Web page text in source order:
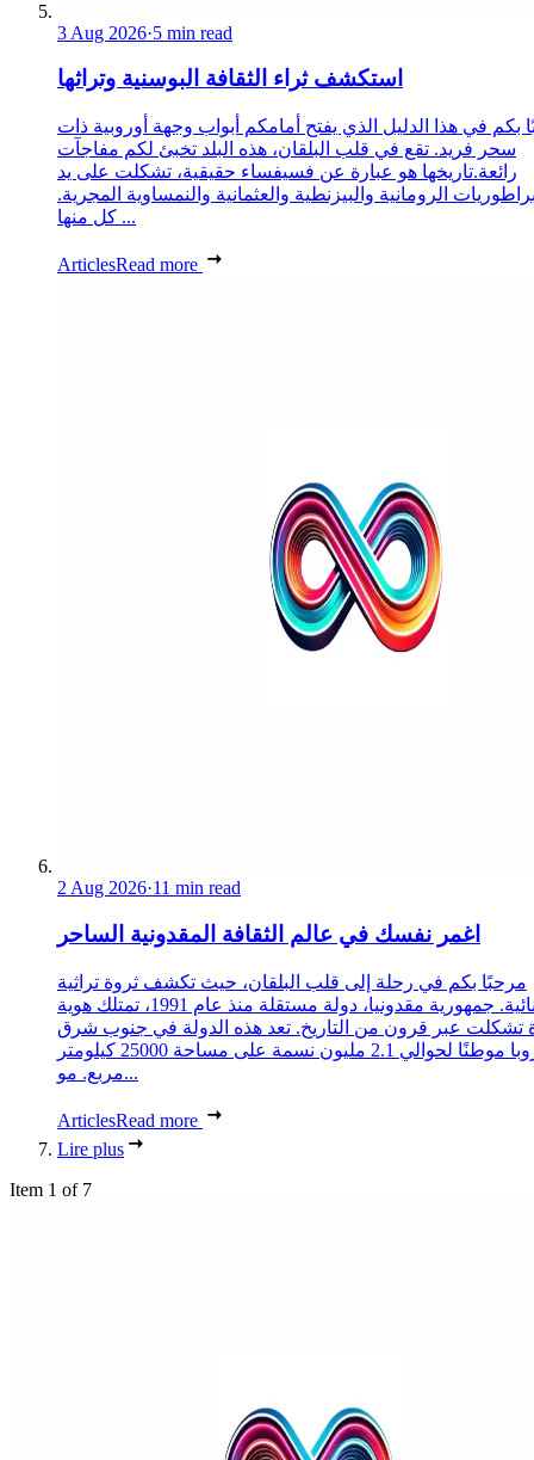
3 Aug 2026·5 min read
استكشف ثراء الثقافة البوسنية وتراثها
بكم في هذا الدليل الذي يفتح أمامكم أبواب وجهة أوروبية ذات
سحر فريد. تقع في قلب البلقان، هذه البلد تخبئ لكم مفاجآت
رائعة.تاريخها هو عبارة عن فسيفساء حقيقية، تشكلت على يد
الرومانية والبيزنطية والعثمانية والنمساوية المجرية.
كل منها ...
ArticlesRead more
2 Aug 2026·11 min read
اغمر نفسك في عالم الثقافة المقدونية الساحر
مرحبًا بكم في رحلة إلى قلب البلقان، حيث تكشف ثروة تراثية
استثنائية. جمهورية مقدونيا، دولة مستقلة منذ عام 1991، تمتلك هوية
تشكلت عبر قرون من التاريخ. تعد هذه الدولة في جنوب شرق
أوروبا موطنًا لحوالي 2.1 مليون نسمة على مساحة 25000 كيلومتر
مربع. مو...
ArticlesRead more
Lire plus
Item 1 of 7